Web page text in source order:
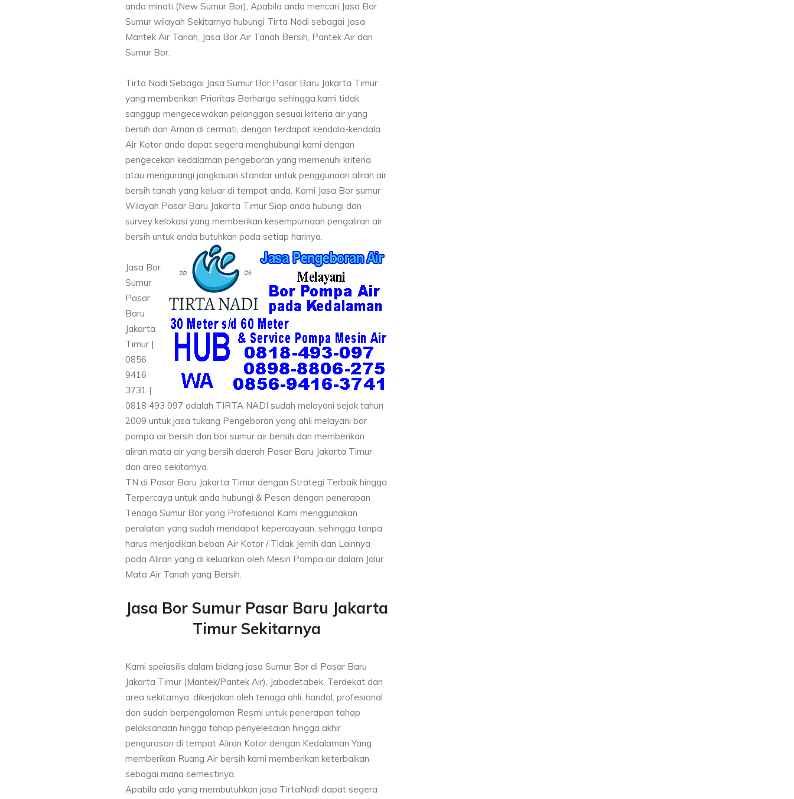
anda minati (New Sumur Bor), Apabila anda mencari Jasa Bor
Sumur wilayah Sekitarnya hubungi Tirta Nadi sebagai Jasa
Mantek Air Tanah, Jasa Bor Air Tanah Bersih, Pantek Air dan
Sumur Bor.
Tirta Nadi Sebagai Jasa Sumur Bor Pasar Baru Jakarta Timur
yang memberikan Prioritas Berharga sehingga kami tidak
sanggup mengecewakan pelanggan sesuai kriteria air yang
bersih dan Aman di cermati, dengan terdapat kendala-kendala
Air Kotor anda dapat segera menghubungi kami dengan
pengecekan kedalaman pengeboran yang memenuhi kriteria
atau mengurangi jangkauan standar untuk penggunaan aliran air
bersih tanah yang keluar di tempat anda. Kami Jasa Bor sumur
Wilayah Pasar Baru Jakarta Timur Siap anda hubungi dan
survey kelokasi yang memberikan kesempurnaan pengaliran air
bersih untuk anda butuhkan pada setiap harinya.
Jasa Bor
Sumur
Pasar
Baru
Jakarta
Timur |
0856
9416
3731 |
0818 493 097 adalah TIRTA NADI sudah melayani sejak tahun
2009 untuk jasa tukang Pengeboran yang ahli melayani bor
pompa air bersih dan bor sumur air bersih dan memberikan
aliran mata air yang bersih daerah Pasar Baru Jakarta Timur
dan area sekitarnya.
TN di Pasar Baru Jakarta Timur dengan Strategi Terbaik hingga
Terpercaya untuk anda hubungi & Pesan dengan penerapan
Tenaga Sumur Bor yang Profesional Kami menggunakan
peralatan yang sudah mendapat kepercayaan, sehingga tanpa
harus menjadikan beban Air Kotor / Tidak Jernih dan Lainnya
pada Aliran yang di keluarkan oleh Mesin Pompa air dalam Jalur
Mata Air Tanah yang Bersih.
Jasa Bor Sumur Pasar Baru Jakarta
Timur Sekitarnya
Kami speiasilis dalam bidang jasa Sumur Bor di Pasar Baru
Jakarta Timur (Mantek/Pantek Air), Jabodetabek, Terdekat dan
area sekitarnya, dikerjakan oleh tenaga ahli, handal, profesional
dan sudah berpengalaman Resmi untuk penerapan tahap
pelaksanaan hingga tahap penyelesaian hingga akhir
pengurasan di tempat Aliran Kotor dengan Kedalaman Yang
memberikan Ruang Air bersih kami memberikan keterbaikan
sebagai mana semestinya.
Apabila ada yang membutuhkan jasa TirtaNadi dapat segera